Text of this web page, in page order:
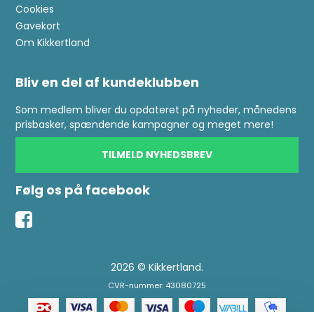
Cookies
Gavekort
Om Kikkertland
Bliv en del af kundeklubben
Som medlem bliver du opdateret på nyheder, månedens
prisbasker, spændende kampagner og meget mere!
TILMELD NYHEDSBREV
Følg os på facebook
2026 © Kikkertland.
CVR-nummer: 43080725